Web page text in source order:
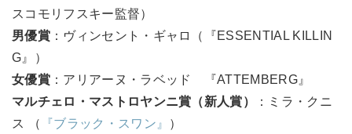
スコモリフスキー監督）
男優賞：ヴィンセント・ギャロ（『ESSENTIAL KILLIN
G』）
女優賞：アリアーヌ・ラベッド 『ATTEMBERG』
マルチェロ・マストロヤンニ賞（新人賞）
：ミラ・クニ
ス （
『ブラック・スワン』 ）